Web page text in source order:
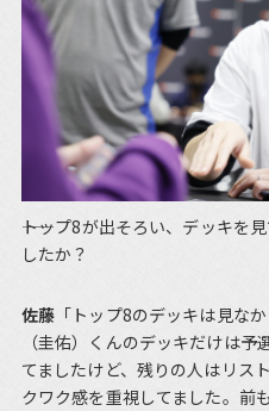
――トップ8が出そろい、デッキを
したか？
佐藤 「トップ8のデッキは見な
（圭佑）くんのデッキだけは
てましたけど、残りの人はリス
クワク感を重視してました。前